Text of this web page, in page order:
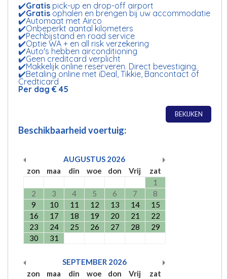
✔️Gratis pick-up en drop-off airport
✔️Gratis ophalen en brengen bij uw accommodatie
✔️Automaat met Airco
✔️Onbeperkt aantal kilometers
✔️Pechbijstand en road service
✔️Optie WA + en all risk verzekering
✔️Auto's hebben airconditioning
✔️Geen creditcard verplicht
✔️Makkelijk online reserveren. Direct bevestiging.
✔️Betaling online met iDeal, Tikkie, Bancontact of
Credticard
Per dag € 45
BEKIJKEN
Beschikbaarheid voertuig:
AUGUSTUS 2026
zon
maa din woe don Vrij
zat
1
2
3 4 5 6 7
8
9
10 11 12 13 14
15
16
17 18 19 20 21
22
23
24 25 26 27 28
29
30
31
SEPTEMBER 2026
zon
maa din woe don Vrij
zat